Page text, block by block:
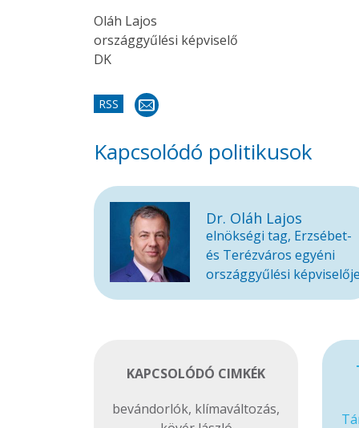
Oláh Lajos
országgyűlési képviselő
DK
RSS
Kapcsolódó politikusok
Dr. Oláh Lajos
elnökségi tag, Erzsébet-
és Terézváros egyéni
országgyűlési képviselője
KAPCSOLÓDÓ CIMKÉK
bevándorlók, klímaváltozás,